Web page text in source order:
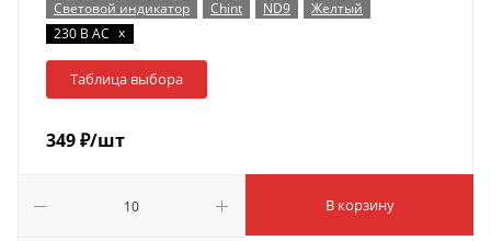
Световой индикатор Chint ND9
Желтый
230 В AC x
Таблица выбора
349₽/шт
В корзину